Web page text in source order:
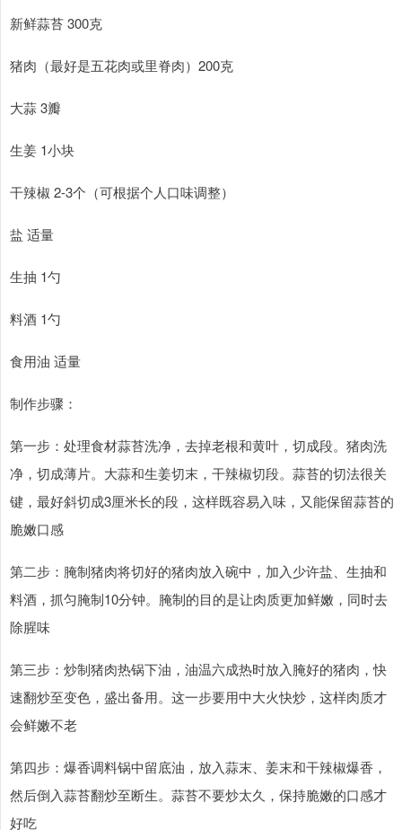
新鲜蒜苔 300克
猪肉（最好是五花肉或里脊肉）200克
大蒜 3瓣
生姜 1小块
干辣椒 2-3个（可根据个人口味调整）
盐 适量
生抽 1勺
料酒 1勺
食用油 适量
制作步骤：
第一步：处理食材蒜苔洗净，去掉老根和黄叶，切成段。猪肉洗
净，切成薄片。大蒜和生姜切末，干辣椒切段。蒜苔的切法很关
键，最好斜切成3厘米长的段，这样既容易入味，又能保留蒜苔的
脆嫩口感
第二步：腌制猪肉将切好的猪肉放入碗中，加入少许盐、生抽和
料酒，抓匀腌制10分钟。腌制的目的是让肉质更加鲜嫩，同时去
除腥味
第三步：炒制猪肉热锅下油，油温六成热时放入腌好的猪肉，快
速翻炒至变色，盛出备用。这一步要用中大火快炒，这样肉质才
会鲜嫩不老
第四步：爆香调料锅中留底油，放入蒜末、姜末和干辣椒爆香，
然后倒入蒜苔翻炒至断生。蒜苔不要炒太久，保持脆嫩的口感才
好吃